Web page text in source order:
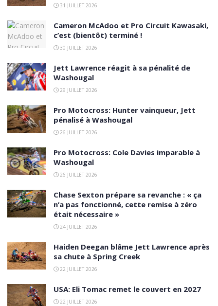
31 JUILLET 2026
Cameron McAdoo et Pro Circuit Kawasaki,
c’est (bientôt) terminé !
30 JUILLET 2026
Jett Lawrence réagit à sa pénalité de
Washougal
29 JUILLET 2026
Pro Motocross: Hunter vainqueur, Jett
pénalisé à Washougal
26 JUILLET 2026
Pro Motocross: Cole Davies imparable à
Washougal
26 JUILLET 2026
Chase Sexton prépare sa revanche : « ça
n’a pas fonctionné, cette remise à zéro
était nécessaire »
24 JUILLET 2026
Haiden Deegan blâme Jett Lawrence après
sa chute à Spring Creek
22 JUILLET 2026
USA: Eli Tomac remet le couvert en 2027
22 JUILLET 2026